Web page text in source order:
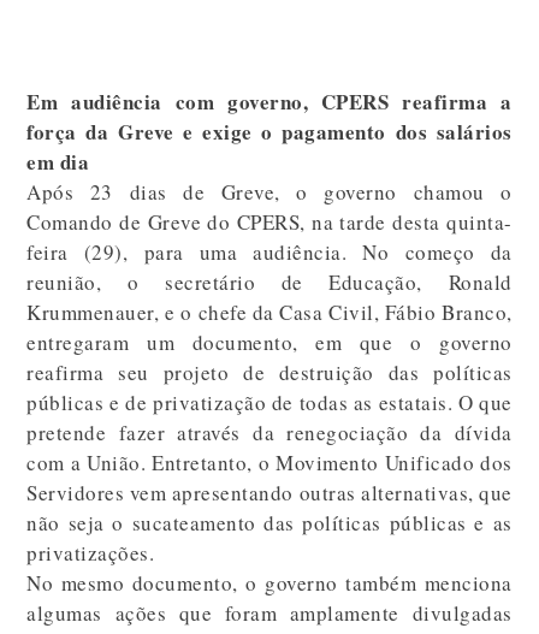
Em audiência com governo, CPERS reafirma a
força da Greve e exige o pagamento dos salários
em dia
Após 23 dias de Greve, o governo chamou o
Comando de Greve do CPERS, na tarde desta quinta-
feira (29), para uma audiência. No começo da
reunião, o secretário de Educação, Ronald
Krummenauer, e o chefe da Casa Civil, Fábio Branco,
entregaram um documento, em que o governo
reafirma seu projeto de destruição das políticas
públicas e de privatização de todas as estatais. O que
pretende fazer através da renegociação da dívida
com a União. Entretanto, o Movimento Unificado dos
Servidores vem apresentando outras alternativas, que
não seja o sucateamento das políticas públicas e as
privatizações.
No mesmo documento, o governo também menciona
algumas ações que foram amplamente divulgadas